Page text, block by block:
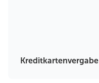
Kreditkartenvergabe